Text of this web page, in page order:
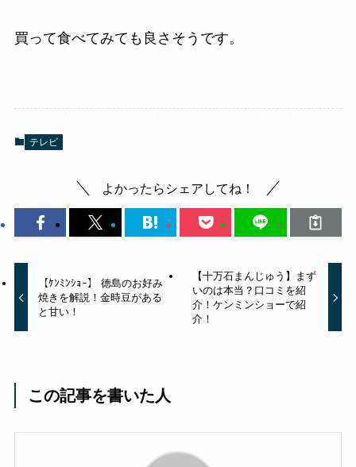
買って食べてみても良さそうです。
テレビ
よかったらシェアしてね！
【ｹﾝﾐﾝｼｮｰ】 徳島のお好み
焼きを解説！金時豆がある
と甘い！
【十万石まんじゅう】まず
いのは本当？口コミを紹
介！ケンミンショーで紹
介！
この記事を書いた人